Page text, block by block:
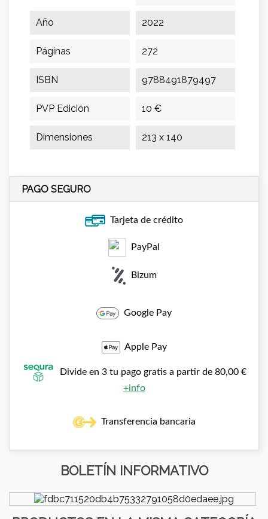
Año 2022
Páginas 272
ISBN 9788491879497
PVP Edición 10 €
Dimensiones 213 x 140
PAGO SEGURO
Tarjeta de crédito
PayPal
Bizum
Google Pay
Apple Pay
Divide en 3 tu pago gratis a partir de 80,00 €
+info
Transferencia bancaria
BOLETÍN INFORMATIVO